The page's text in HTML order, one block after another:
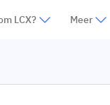
LCX? Meer